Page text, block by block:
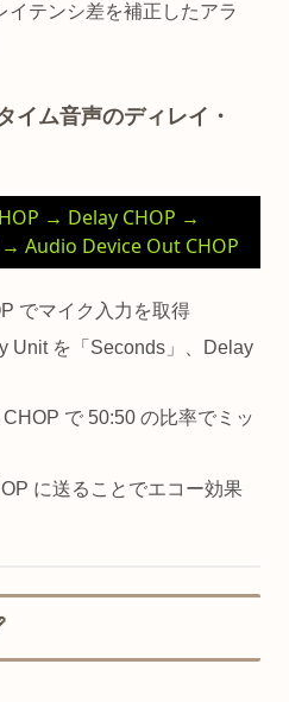
イテンシ差を補正したアラ
イム音声のディレイ・
→ Delay CHOP →
Audio Device Out CHOP
でマイク入力を取得
Unit を「Seconds」、Delay
で 50:50 の比率でミッ
に送ることでエコー効果